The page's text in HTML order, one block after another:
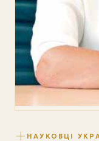
НАУКОВЦІ